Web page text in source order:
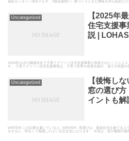
福祉センター＜清水テルサ 7階会議室C＞ 家づくりにまだ興味を持ち始めたけ
Uncategorized
【2025年
住宅支援事
説 |
2024年11月の閣議決定で子育てグリーン住宅支援事業が発表されたことによ
す。 子育てグリーン住宅支援事業は、子育て世帯や若者夫婦が、省エネ性能
Uncategorized
【後悔し
窓の選び方
イントも
WRITER この記事を書いている人 - WRITER - 窓選びは、新築住宅を建てる上
をすると、明るくて風通しのよい注文住宅になります。 今回は、窓の種類や